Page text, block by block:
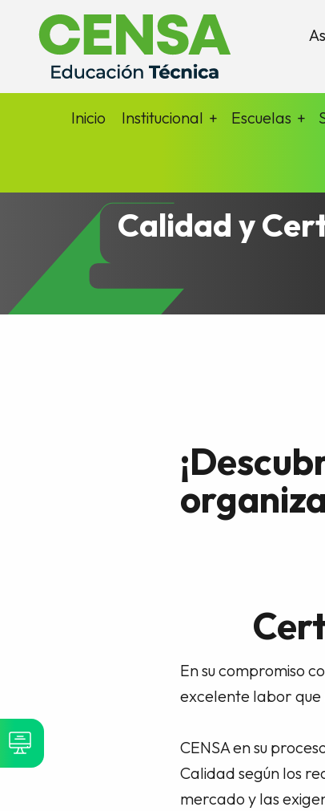
Inicio Institucional Escuelas
Calidad y
En su compromiso
excelente labor que
CENSA en su
Calidad según los
mercado y las